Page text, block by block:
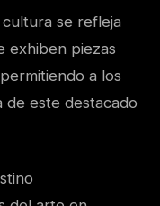
se refleja
exhiben piezas
a los
de este destacado